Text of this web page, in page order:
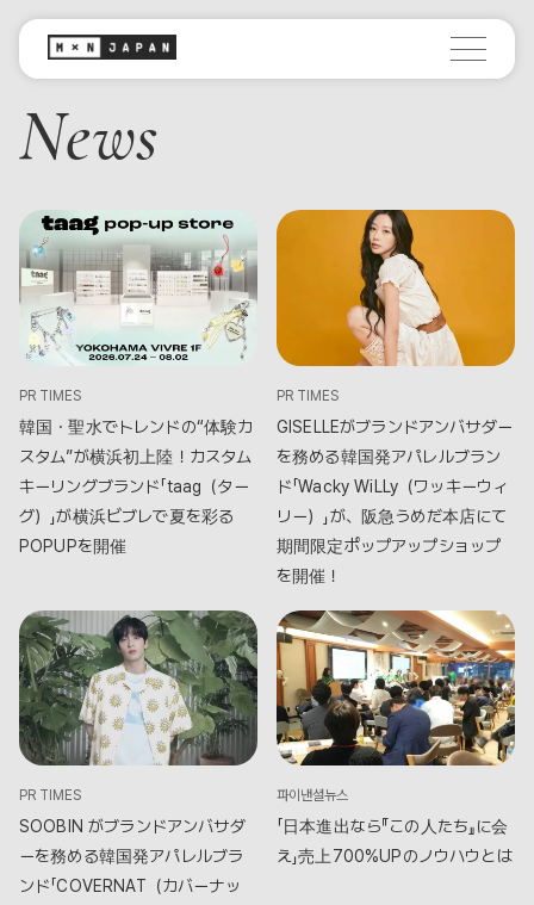
News
PR TIMES
韓国・聖水でトレンドの“体験カ
スタム”が横浜初上陸！カスタム
キーリングブランド「taag（ター
グ）」が横浜ビブレで夏を彩る
POPUPを開催
PR TIMES
GISELLEがブランドアンバサダー
を務める韓国発アパレルブラン
ド「Wacky WiLLy（ワッキーウィ
リー）」が、阪急うめだ本店にて
期間限定ポップアップショップ
を開催！
PR TIMES
SOOBIN がブランドアンバサダ
ーを務める韓国発アパレルブラ
ンド「COVERNAT（カバーナッ
파이낸셜뉴스
「日本進出なら『この人たち』に会
え」売上700%UPのノウハウとは